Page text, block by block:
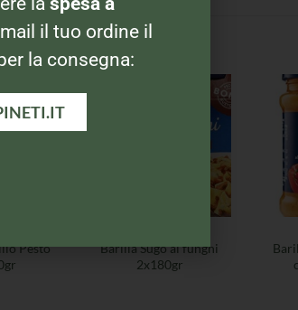
Pesto
Barilla Sugo ai funghi
2x180gr
il tuo ordine il
la consegna: